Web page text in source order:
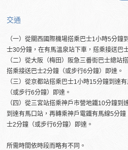
交通
（一）從關西國際機場搭乘巴士1小時5分
士30分鐘，在有馬溫泉站下車，搭乘接送巴
（二）從大阪（梅田）阪急三番街巴士總站
搭乘接送巴士2分鐘（或步行6分鐘）即達。
（三）從京都站搭乘巴士1小時15分鐘到達
（或步行6分鐘）即達。
（四）從三宮站搭乘神戶市營地鐵10分鐘
到達有馬口站，再轉乘神戶電鐵有馬線5分
士2分鐘（或步行6分鐘）即達。
所需時間依時段而略有不同。